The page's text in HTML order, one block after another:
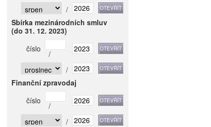
/
Sbírka mezinárodních smluv
(do 31. 12. 2023)
číslo
/
/
Finanční zpravodaj
číslo
/
/